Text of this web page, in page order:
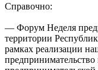
Справочно:
— Форум Неделя
территории
рамках реализации